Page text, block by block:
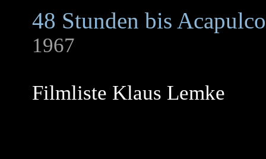
48 Stunden bis Acapulco
1967
Filmliste Klaus Lemke